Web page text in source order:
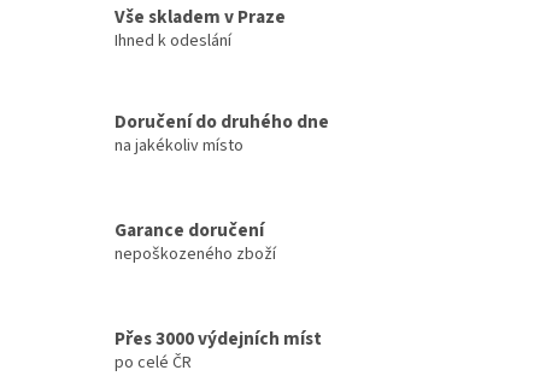
Vše skladem v Praze
Ihned k odeslání
Doručení do druhého dne
na jakékoliv místo
Garance doručení
nepoškozeného zboží
Přes 3000 výdejních míst
po celé ČR